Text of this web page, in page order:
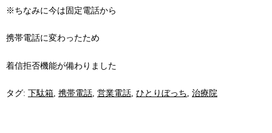
※ちなみに今は固定電話から
携帯電話に変わったため
着信拒否機能が備わりました
タグ: 下駄箱 携帯電話 営業電話 ひとりぼっち 治療院